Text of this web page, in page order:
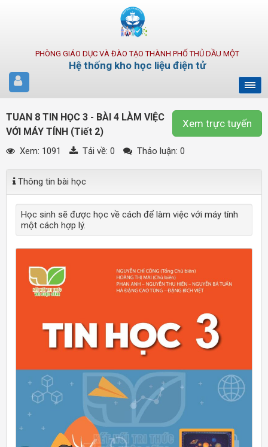
PHÒNG GIÁO DỤC VÀ ĐÀO TẠO THÀNH PHỐ THỦ DẦU MỘT
Hệ thống kho học liệu điện tử
Xem trực tuyến
TUAN 8 TIN HỌC 3 - BÀI 4 LÀM VIỆC
VỚI MÁY TÍNH (Tiết 2)
Xem: 1091 Tải về: 0 Thảo luận: 0
Thông tin bài học
Học sinh sẽ được học về cách để làm việc với máy tính
một cách hợp lý.